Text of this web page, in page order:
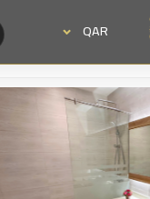
QAR